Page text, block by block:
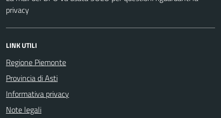
privacy
LINK UTILI
Regione Piemonte
Provincia di Asti
Informativa privacy
Note legali